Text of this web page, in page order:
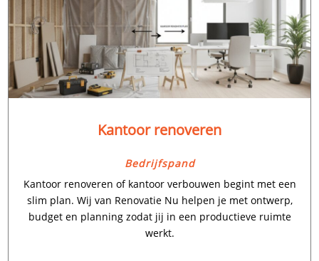
Kantoor renoveren
Bedrijfspand
Kantoor renoveren of kantoor verbouwen begint met een
slim plan.​ Wij van Renovatie Nu helpen je met ontwerp,
budget en planning zodat jij in een productieve ruimte
werkt.​